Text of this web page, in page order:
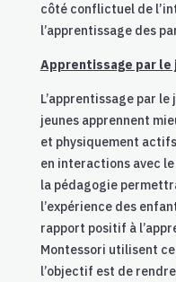
côté conflictuel de
l’apprentissage des
Apprentissage par le
L’apprentissage par
jeunes apprennent
et physiquement
en interactions avec
la pédagogie
l’expérience des
rapport positif à
Montessori utilisent
l’objectif est de